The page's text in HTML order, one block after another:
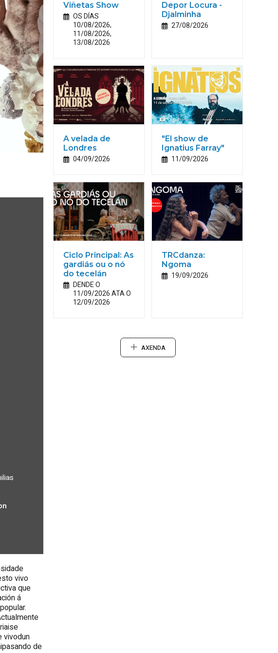
vivo
que
á
vivodun
de
Viñetas Show
OS DÍAS
10/08/2026,
11/08/2026,
13/08/2026
Depor Locura -
Djalminha
27/08/2026
A velada de
Londres
04/09/2026
"El show de
Ignatius Farray"
11/09/2026
Ciclo Principal: As
gardiás ou o nó
do tecelán
DENDE O
11/09/2026 ATA O
12/09/2026
TRCdanza:
Ngoma
19/09/2026
AXENDA